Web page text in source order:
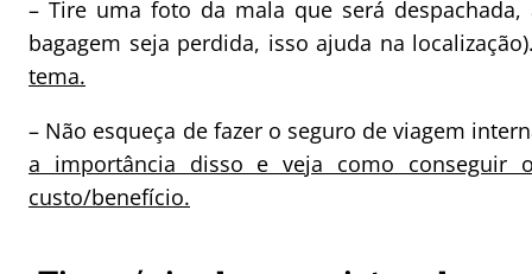
– Tire uma foto da mala que será despachada,
bagagem seja perdida, isso ajuda na
tema.
– Não esqueça de fazer o seguro de viagem
a importância disso e veja como conseguir
custo/benefício.